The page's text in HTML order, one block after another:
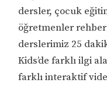
dersler, çocuk
öğretmenler
derslerimiz 25
Kids’de farklı ilgi
farklı interaktif